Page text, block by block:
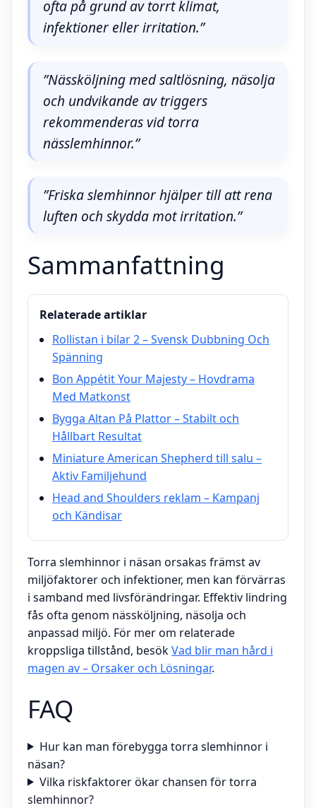
ofta på grund av torrt klimat,
infektioner eller irritation.”
”Nässköljning med saltlösning, näsolja
och undvikande av triggers
rekommenderas vid torra
nässlemhinnor.”
”Friska slemhinnor hjälper till att rena
luften och skydda mot irritation.”
Sammanfattning
Relaterade artiklar
Rollistan i bilar 2 – Svensk Dubbning Och
Spänning
Bon Appétit Your Majesty – Hovdrama
Med Matkonst
Bygga Altan På Plattor – Stabilt och
Hållbart Resultat
Miniature American Shepherd till salu –
Aktiv Familjehund
Head and Shoulders reklam – Kampanj
och Kändisar
Torra slemhinnor i näsan orsakas främst av
miljöfaktorer och infektioner, men kan förvärras
i samband med livsförändringar. Effektiv lindring
fås ofta genom nässköljning, näsolja och
anpassad miljö. För mer om relaterade
kroppsliga tillstånd, besökVad blir man hård i
magen av – Orsaker och Lösningar.
FAQ
Hur kan man förebygga torra slemhinnor i
näsan?
Vilka riskfaktorer ökar chansen för torra
slemhinnor?